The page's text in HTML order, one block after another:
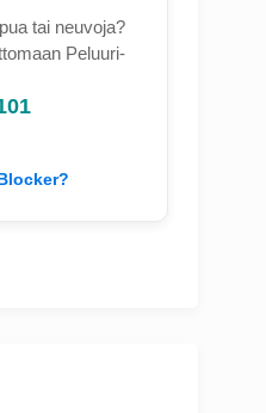
tai neuvoja?
Peluuri-